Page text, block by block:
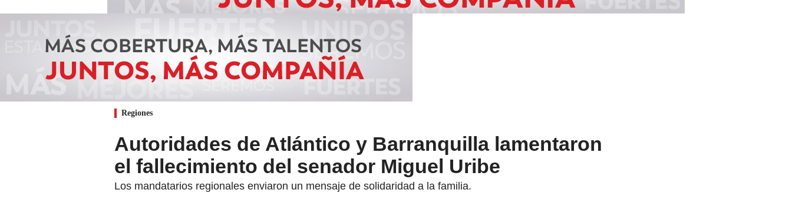
Regiones
Autoridades de Atlántico y Barranquilla lamentaron
el fallecimiento del senador Miguel Uribe
Los mandatarios regionales enviaron un mensaje de solidaridad a la familia.